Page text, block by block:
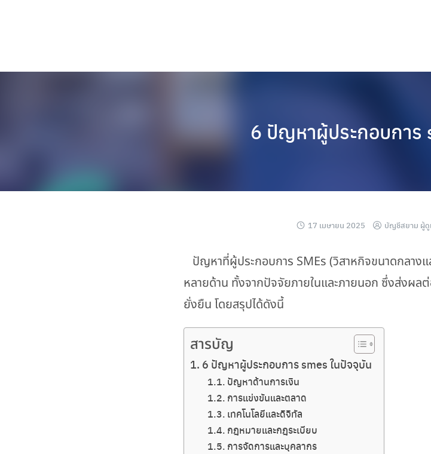
6 ปัญหาผู้ประกอบการ
17 เมษายน 2025 บัญชีสยาม ผู้ดู
ปัญหาที่ผู้ประกอบการ SMEs (วิสาหกิจขนาดกลาง
หลายด้าน ทั้งจากปัจจัยภายในและภายนอก ซึ่งส่งผล
ยั่งยืน โดยสรุปได้ดังนี้
สารบัญ
6 ปัญหาผู้ประกอบการ smes ในปัจจุบัน
ปัญหาด้านการเงิน
การแข่งขันและตลาด
เทคโนโลยีและดิจิทัล
กฎหมายและกฎระเบียบ
การจัดการและบุคลากร